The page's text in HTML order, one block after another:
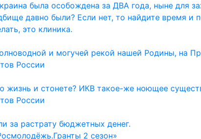
была особождена за ДВА года, ныне для
давно были? Если нет, то найдите время
это клиника.
и могучей рекой нашей Родины, на
России
жизнь и стонете? ИКВ такое-же ноющее
России
за растрату бюджетных денег.
2 сезон»